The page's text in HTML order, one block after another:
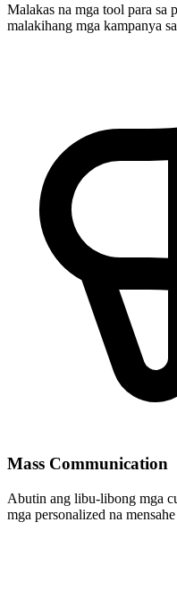
Malakas na mga tool para sa
malakihang mga kampanya
Mass Communication
Abutin ang libu-libong mga
mga personalized na mensahe